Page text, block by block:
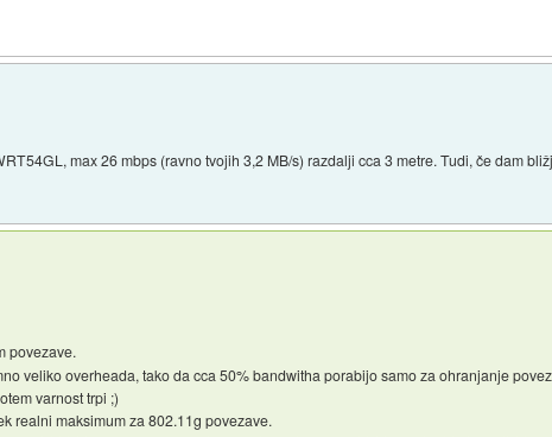
max 26 mbps (ravno tvojih 3,2 MB/s) razdalji cca 3 metre. Tudi, če dam
povezave.
veliko overheada, tako da cca 50% bandwitha porabijo samo za ohranjanje
varnost trpi ;)
realni maksimum za 802.11g povezave.